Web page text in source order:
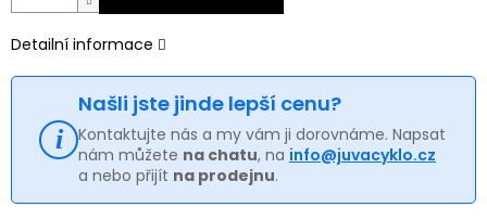
Detailní informace
Našli jste jinde lepší cenu?
Kontaktujte nás a my vám ji dorovnáme. Napsat
nám můžete na chatu, na info@juvacyklo.cz
a nebo přijít na prodejnu.